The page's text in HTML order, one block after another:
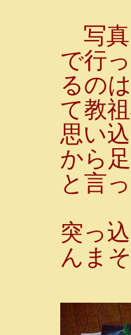
写真
で行
るの
て教
思い
から
と言
突っ
んま